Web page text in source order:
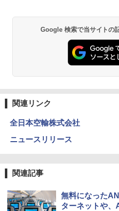
Google 検索で当サイトの
関連リンク
全日本空輸株式会社
ニュースリリース
関連記事
無料になった
ターネットや